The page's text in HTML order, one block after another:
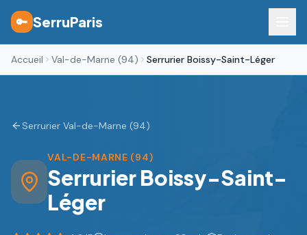
🔑 SerruParis
Accueil Val-de-Marne (94) Serrurier Boissy-Saint-Léger
Serrurier Val-de-Marne (94)
VAL-DE-MARNE (94)
SerrurierBoissy-Saint-
Léger